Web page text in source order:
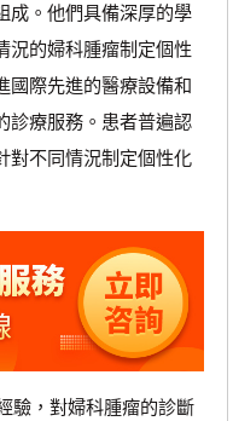
成。他們具備深厚的學
況的婦科腫瘤制定個性
國際先進的醫療設備和
診療服務。患者普遍認
對不同情況制定個性化
，對婦科腫瘤的診斷